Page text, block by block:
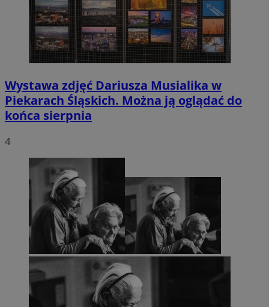
Wystawa zdjęć Dariusza Musialika w
Piekarach Śląskich. Można ją oglądać do
końca sierpnia
4